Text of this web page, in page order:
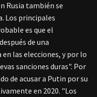
Rusia también se
Los principales
es que el
de una
las elecciones, y por lo
sanciones duras". Por
de acusar a Putin por su
en 2020. "Los